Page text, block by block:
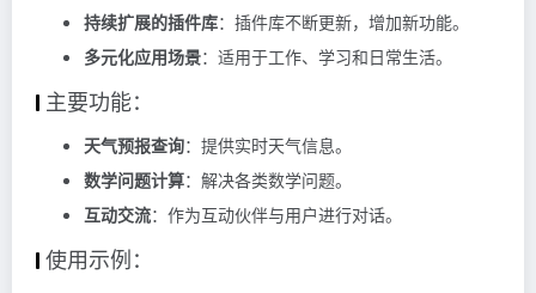
持续扩展的插件库：插件库不断更新，增加新功能。
多元化应用场景：适用于工作、学习和日常生活。
主要功能：
天气预报查询：提供实时天气信息。
数学问题计算：解决各类数学问题。
互动交流：作为互动伙伴与用户进行对话。
使用示例：